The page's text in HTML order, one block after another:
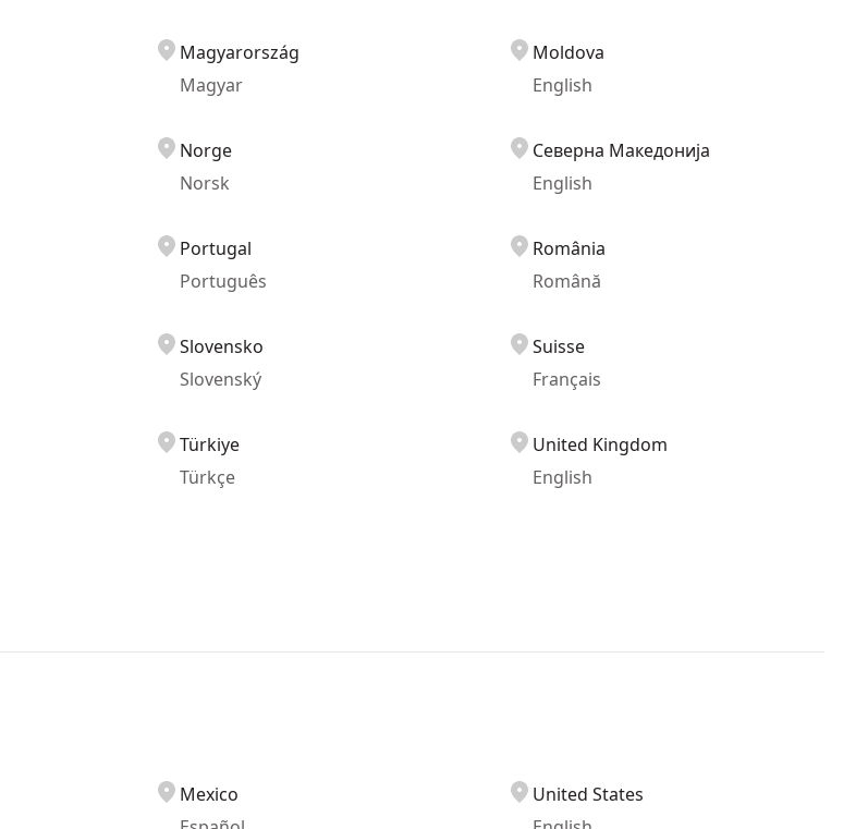
Magyarország
Magyar
Moldova
English
Norge
Norsk
Северна Македонија
English
Portugal
Português
România
Română
Slovensko
Slovenský
Suisse
Français
Türkiye
Türkçe
United Kingdom
English
Mexico
United States